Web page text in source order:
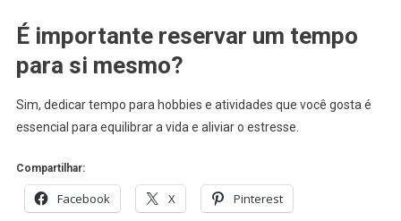
É importante reservar um tempo
para si mesmo?
Sim, dedicar tempo para hobbies e atividades que você gosta é
essencial para equilibrar a vida e aliviar o estresse.
Compartilhar:
Facebook X Pinterest